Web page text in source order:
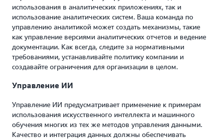
использования в аналитических приложениях, так и
использование аналитических систем. Ваша команда по
управлению аналитикой может создать механизмы, такие
как управление версиями аналитических отчетов и ведение
документации. Как всегда, следите за нормативными
требованиями, устанавливайте политику компании и
создавайте ограничения для организации в целом.
Управление ИИ
Управление ИИ предусматривает применение к примерам
использования искусственного интеллекта и машинного
обучения многих из тех же методов управления данными.
Качество и интеграция данных должны обеспечивать